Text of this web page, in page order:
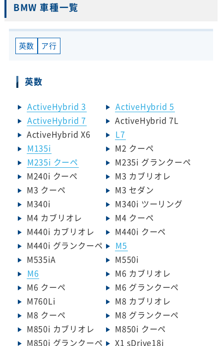
BMW 車種一覧
英数 ア行
英数
ActiveHybrid 3
ActiveHybrid 5
ActiveHybrid 7
ActiveHybrid 7L
ActiveHybrid X6
L7
M135i
M2 クーペ
M235i クーペ
M235i グランクーペ
M240i クーペ
M3 カブリオレ
M3 クーペ
M3 セダン
M340i
M340i ツーリング
M4 カブリオレ
M4 クーペ
M440i カブリオレ
M440i クーペ
M440i グランクーペ
M5
M535iA
M550i
M6
M6 カブリオレ
M6 クーペ
M6 グランクーペ
M760Li
M8 カブリオレ
M8 クーペ
M8 グランクーペ
M850i カブリオレ
M850i クーペ
M850i グランクーペ
X1 sDrive18i